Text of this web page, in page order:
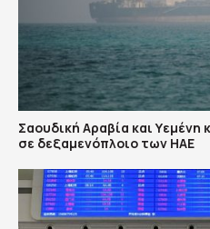
Σαουδική Αραβία και
σε δεξαμενόπλοιο των ΗΑΕ